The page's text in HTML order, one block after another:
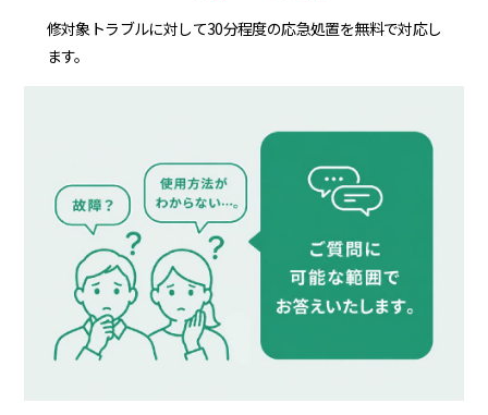
修対象トラブルに対して30分程度の応急処置を無料で対応し
ます。